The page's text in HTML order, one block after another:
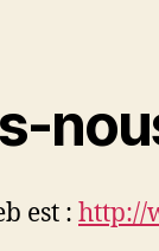
est : http://